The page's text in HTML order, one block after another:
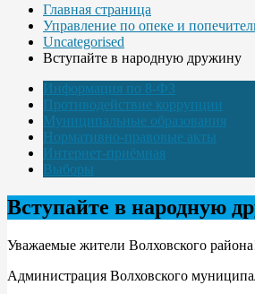
Главная страница
Управление по опеке и
Uncategorised
Вступайте в народную дружину
Информация по 8-ФЗ
Противодействие коррупции
Муниципальные образования
Нормативно-правовые акты
Интернет-приёмная
Выборы
Вступайте в народную
Уважаемые жители Волховского
Администрация Волховского